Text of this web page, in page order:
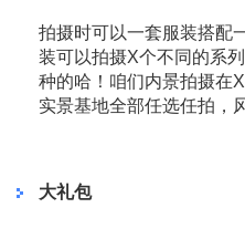
拍摄时可以一套服装搭配
装可以拍摄X个不同的系
种的哈！咱们内景拍摄在
实景基地全部任选任拍，
大礼包